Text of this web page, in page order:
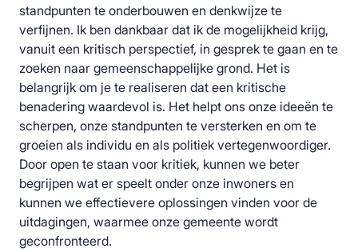
standpunten te onderbouwen en denkwijze te
verfijnen. Ik ben dankbaar dat ik de mogelijkheid krijg,
vanuit een kritisch perspectief, in gesprek te gaan en te
zoeken naar gemeenschappelijke grond. Het is
belangrijk om je te realiseren dat een kritische
benadering waardevol is. Het helpt ons onze ideeën te
scherpen, onze standpunten te versterken en om te
groeien als individu en als politiek vertegenwoordiger.
Door open te staan voor kritiek, kunnen we beter
begrijpen wat er speelt onder onze inwoners en
kunnen we effectievere oplossingen vinden voor de
uitdagingen, waarmee onze gemeente wordt
geconfronteerd.